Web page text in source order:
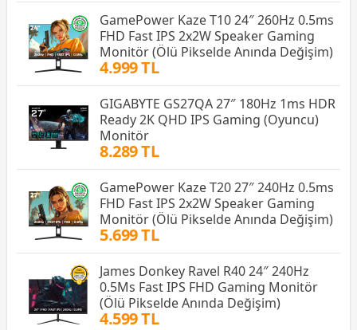
GamePower Kaze T10 24″ 260Hz 0.5ms
FHD Fast IPS 2x2W Speaker Gaming
Monitör (Ölü Pikselde Anında Değişim)
4.999 TL
GIGABYTE GS27QA 27″ 180Hz 1ms HDR
Ready 2K QHD IPS Gaming (Oyuncu)
Monitör
8.289 TL
GamePower Kaze T20 27″ 240Hz 0.5ms
FHD Fast IPS 2x2W Speaker Gaming
Monitör (Ölü Pikselde Anında Değişim)
5.699 TL
James Donkey Ravel R40 24″ 240Hz
0.5Ms Fast IPS FHD Gaming Monitör
(Ölü Pikselde Anında Değişim)
4.599 TL